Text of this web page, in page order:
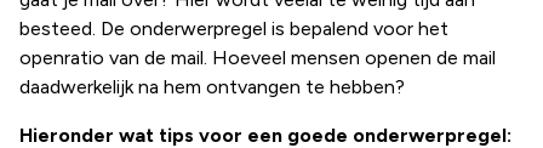
besteed. De onderwerpregel is bepalend voor het
openratio van de mail. Hoeveel mensen openen de mail
daadwerkelijk na hem ontvangen te hebben?
Hieronder wat tips voor een goede onderwerpregel: